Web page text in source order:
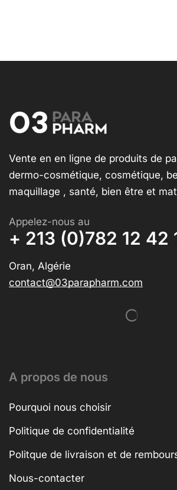
Vente en en ligne de produits de
dermo-cosmétique, cosmétique,
maquillage , santé, bien être et
Appelez-nous au
+ 213 (0)782 12 42
Oran, Algérie
contact@03parapharm.com
A propos de nous
Pourquoi nous choisir
Politique de confidentialité
Politque de livraison et de
Nous-contacter